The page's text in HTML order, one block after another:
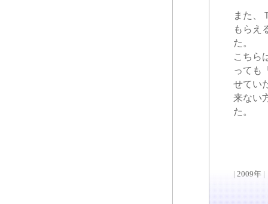
また、
もらえ
た。
こちら
っても
せてい
来ない
た。
| 2009年 |